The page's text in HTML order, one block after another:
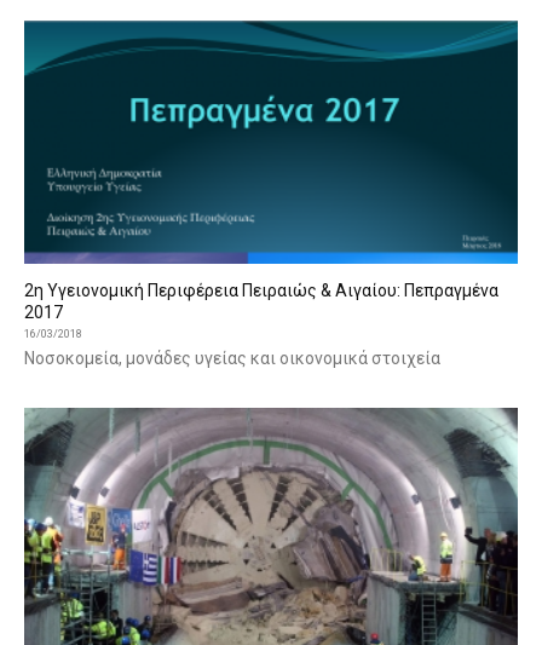
2η Υγειονομική Περιφέρεια Πειραιώς & Αιγαίου: Πεπραγμένα
2017
16/03/2018
Νοσοκομεία, μονάδες υγείας και οικονομικά στοιχεία